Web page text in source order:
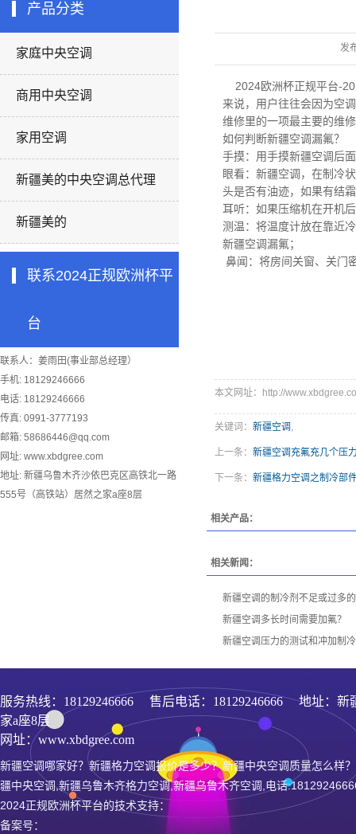
产品分类
家庭中央空调
商用中央空调
家用空调
新疆美的中央空调总代理
新疆美的
联系2024正规欧洲杯平
台
联系人：姜雨田(事业部总经理）
手机: 18129246666
电话: 18129246666
传真: 0991-3777193
邮箱: 58686446@qq.com
网址: www.xbdgree.com
地址: 新疆乌鲁木齐沙依巴克区高铁北一路
555号（高铁站）居然之家a座8层
发
2024欧洲杯正规平台-
来说，用户往往会因为空
维修里的一项最主要的维
如何判断新疆空调漏氟？
手摸：用手摸新疆空调后
眼看：新疆空调，在制冷
头是否有油迹，如果有结
耳听：如果压缩机在开机
测温：将温度计放在靠近
新疆空调漏氟；
鼻闻：将房间关窗、关门
本文网址：http://
关键词： 新疆空调 ,
上一条： 新疆空调充氟充几个压
下一条： 新疆格力空调之制冷部
相关产品：
相关新闻：
新疆空调的制冷剂不足或过多
新疆空调多长时间需要加氟？
新疆空调压力的测试和冲加制
服务热线： 18129246666 售后电话：18129246666 地址：新
家a座8层
网址：www.xbdgree.com
新疆空调哪家好？新疆格力空调报价是多少？新疆中央空调质量怎么样
疆中央空调,新疆乌鲁木齐格力空调,新疆乌鲁木齐空调,电话
2024正规欧洲杯平台的技术支持：
备案号：